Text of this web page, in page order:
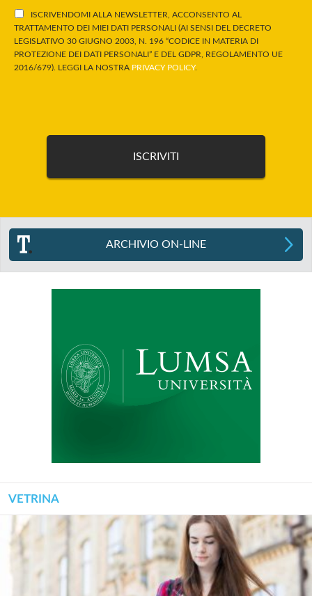
ISCRIVENDOMI ALLA NEWSLETTER, ACCONSENTO AL
TRATTAMENTO DEI MIEI DATI PERSONALI (AI SENSI DEL DECRETO
LEGISLATIVO 30 GIUGNO 2003, N. 196 “CODICE IN MATERIA DI
PROTEZIONE DEI DATI PERSONALI” E DEL GDPR, REGOLAMENTO UE
2016/679). LEGGI LA NOSTRA PRIVACY POLICY.
ARCHIVIO ON-LINE
VETRINA